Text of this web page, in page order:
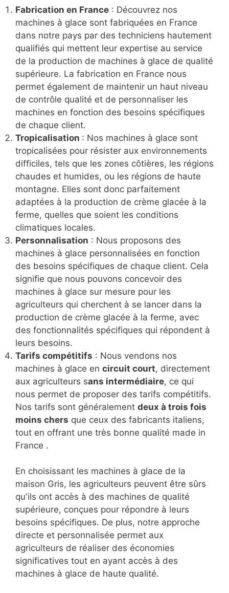
Fabrication en France : Découvrez nos
machines à glace sont fabriquées en France
dans notre pays par des techniciens hautement
qualifiés qui mettent leur expertise au service
de la production de machines à glace de qualité
supérieure. La fabrication en France nous
permet également de maintenir un haut niveau
de contrôle qualité et de personnaliser les
machines en fonction des besoins spécifiques
de chaque client.
Tropicalisation : Nos machines à glace sont
tropicalisées pour résister aux environnements
difficiles, tels que les zones côtières, les régions
chaudes et humides, ou les régions de haute
montagne. Elles sont donc parfaitement
adaptées à la production de crème glacée à la
ferme, quelles que soient les conditions
climatiques locales.
Personnalisation : Nous proposons des
machines à glace personnalisées en fonction
des besoins spécifiques de chaque client. Cela
signifie que nous pouvons concevoir des
machines à glace sur mesure pour les
agriculteurs qui cherchent à se lancer dans la
production de crème glacée à la ferme, avec
des fonctionnalités spécifiques qui répondent à
leurs besoins.
Tarifs compétitifs : Nous vendons nos
machines à glace en circuit court, directement
aux agriculteurs sans intermédiaire, ce qui
nous permet de proposer des tarifs compétitifs.
Nos tarifs sont généralement deux à trois fois
moins chers que ceux des fabricants italiens,
tout en offrant une très bonne qualité made in
France .
En choisissant les machines à glace de la
maison Gris, les agriculteurs peuvent être sûrs
qu'ils ont accès à des machines de qualité
supérieure, conçues pour répondre à leurs
besoins spécifiques. De plus, notre approche
directe et personnalisée permet aux
agriculteurs de réaliser des économies
significatives tout en ayant accès à des
machines à glace de haute qualité.